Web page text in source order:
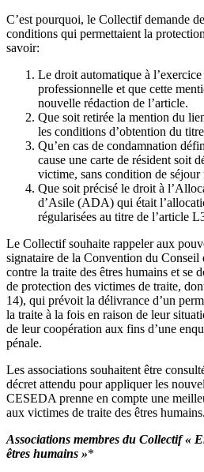
C’est pourquoi, le Collectif demande
conditions qui permettaient la
savoir:
Le droit automatique à
professionnelle et que cette
nouvelle rédaction de l’article.
Que soit retirée la mention du
les conditions d’obtention du
Qu’en cas de condamnation
cause une carte de résident soit
victime, sans condition de séjour
Que soit précisé le droit à
d’Asile (ADA) qui était
régularisées au titre de l’article
Le Collectif souhaite rappeler aux
signataire de la Convention du Conseil
contre la traite des êtres humains et se
de protection des victimes de traite,
14), qui prévoit la délivrance d’un
la traite à la fois en raison de leur
de leur coopération aux fins d’une
pénale.
Les associations souhaitent être
décret attendu pour appliquer les
CESEDA prenne en compte une
aux victimes de traite des êtres humains.
Associations membres du Collectif «
êtres humains »*